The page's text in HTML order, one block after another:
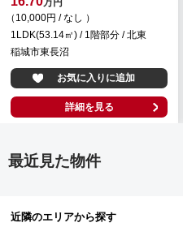
（10,000円 / なし ）
1LDK(53.14㎡) / 1階部分 / 北東
稲城市東長沼
お気に入りに追加
詳細を見る
最近見た物件
近隣のエリアから探す